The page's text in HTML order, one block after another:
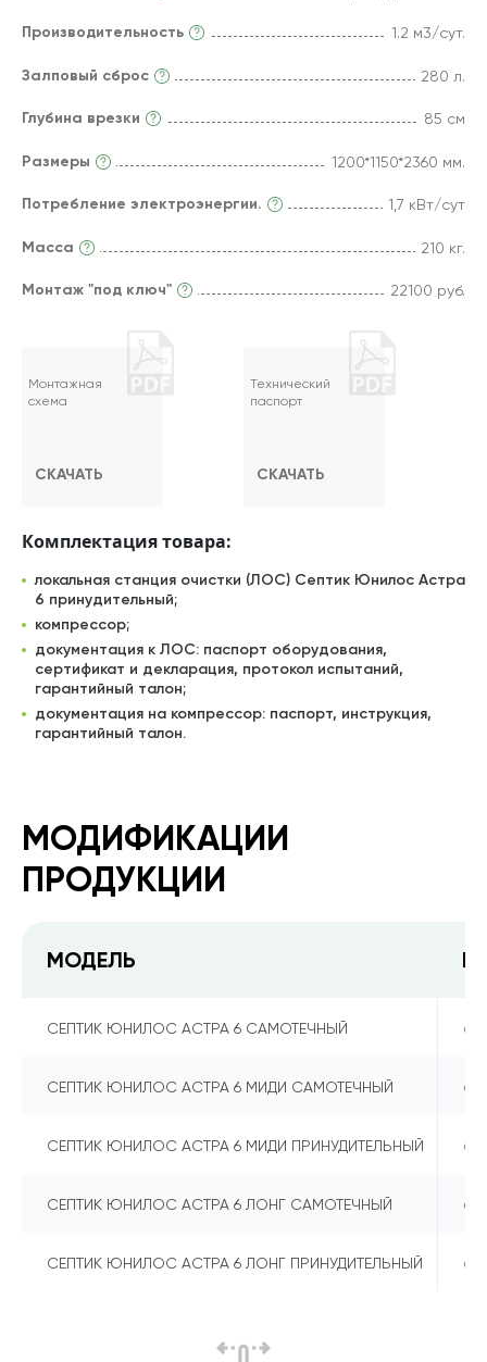
Производительность 1.2 м3/сут.
Залповый сброс 280 л.
Глубина врезки 85 см
Размеры 1200*1150*2360 мм.
Потребление электроэнергии. 1,7 кВт/сут
Масса 210 кг.
Монтаж "под ключ" 22100 руб.
Монтажная
схема
СКАЧАТЬ
Технический
паспорт
СКАЧАТЬ
Комплектация товара:
локальная станция очистки (ЛОС) Септик Юнилос Астра
6 принудительный;
компрессор;
документация к ЛОС: паспорт оборудования,
сертификат и декларация, протокол испытаний,
гарантийный талон;
документация на компрессор: паспорт, инструкция,
гарантийный талон.
МОДИФИКАЦИИ
ПРОДУКЦИИ
МОДЕЛЬ
СЕПТИК ЮНИЛОС АСТРА 6 САМОТЕЧНЫЙ 6
СЕПТИК ЮНИЛОС АСТРА 6 МИДИ САМОТЕЧНЫЙ 6
СЕПТИК ЮНИЛОС АСТРА 6 МИДИ ПРИНУДИТЕЛЬНЫЙ 6
СЕПТИК ЮНИЛОС АСТРА 6 ЛОНГ САМОТЕЧНЫЙ 6
СЕПТИК ЮНИЛОС АСТРА 6 ЛОНГ ПРИНУДИТЕЛЬНЫЙ 6